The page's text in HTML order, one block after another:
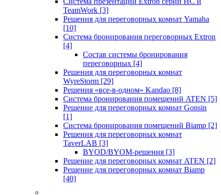
TeamWork [3]
Решения для переговорных комнат Yamaha
[10]
Система бронирования переговорных Extron
[4]
Состав системы бронирования
переговорных [4]
Решения для переговорных комнат
WyreStorm [29]
Решения «все-в-одном» Kandao [8]
Система бронирования помещений ATEN [5]
Решение для переговорных комнат Gonsin
[1]
Система бронирования помещений Biamp [2]
Решения для переговорных комнат
TaverLAB [3]
BYOD/BYOM-решения [3]
Решение для переговорных комнат ATEN [2]
Решение для переговорных комнат Biamp
[40]